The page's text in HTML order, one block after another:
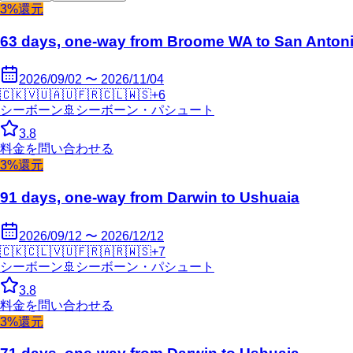
3%還元
63 days, one-way from Broome WA to San
2026/09/02 〜 2026/11/04
🇨🇰🇻🇺🇦🇺🇫🇷🇨🇱🇼🇸+6
シーボーン 🚢 シーボーン・パシュート
3.8
料金を問い合わせる
3%還元
91 days, one-way from Darwin to Ushuaia
2026/09/12 〜 2026/12/12
🇨🇰🇨🇱🇻🇺🇫🇷🇦🇷🇼🇸+7
シーボーン 🚢 シーボーン・パシュート
3.8
料金を問い合わせる
3%還元